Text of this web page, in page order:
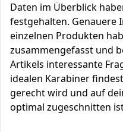
Daten im Überblick
festgehalten. Genauere
einzelnen Produkten
zusammengefasst und
Artikels interessante
idealen Karabiner
gerecht wird und auf
optimal zugeschnitten